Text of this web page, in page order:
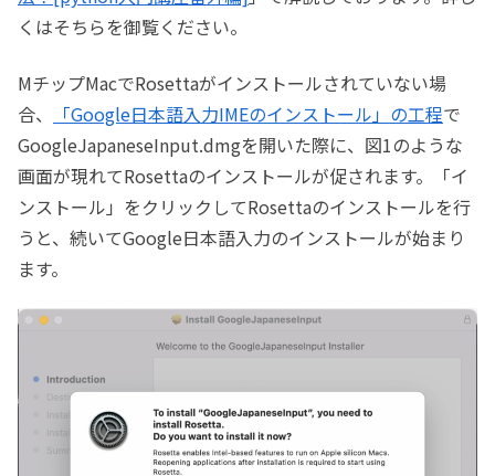
くはそちらを御覧ください。
MチップMacでRosettaがインストールされていない場
合、
「Google日本語入力IMEのインストール」の工程で
GoogleJapaneseInput.dmgを開いた際に、図1のような
画面が現れてRosettaのインストールが促されます。「イ
ンストール」をクリックしてRosettaのインストールを行
うと、続いてGoogle日本語入力のインストールが始まり
ます。